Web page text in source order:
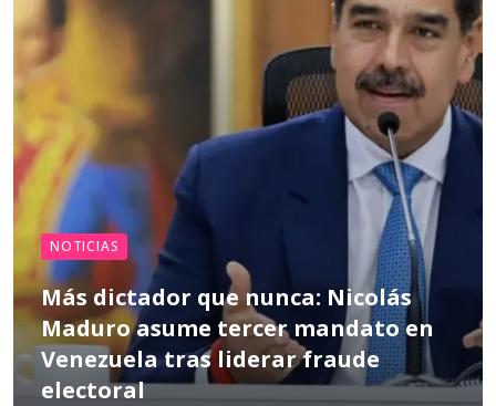
NOTICIAS
Más dictador que nunca: Nicolás
Maduro asume tercer mandato en
Venezuela tras liderar fraude
electoral